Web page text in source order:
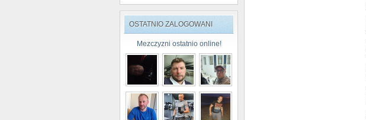
OSTATNIO ZALOGOWANI
Mezczyzni ostatnio online!